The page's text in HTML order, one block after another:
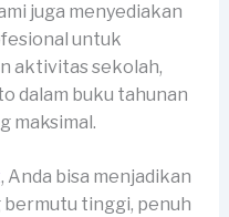
juga menyediakan
untuk
aktivitas sekolah,
dalam buku tahunan
maksimal.
, Anda bisa menjadikan
bermutu tinggi, penuh